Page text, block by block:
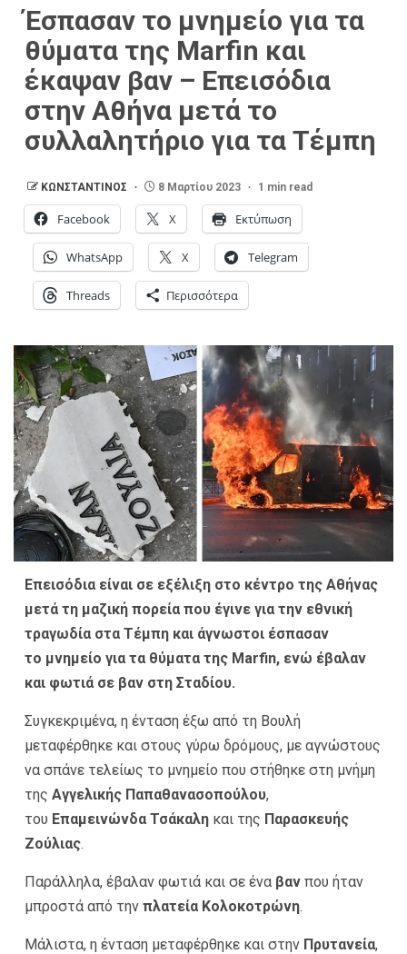
Έσπασαν το μνημείο για τα
θύματα της Marfin και
έκαψαν βαν – Επεισόδια
στην Αθήνα μετά το
συλλαλητήριο για τα Τέμπη
ΚΩΝΣΤΑΝΤΙΝΟΣ 8 Μαρτίου 2023 1 min read
Facebook X Εκτύπωση
WhatsApp X Telegram
Threads Περισσότερα
Επεισόδια είναι σε εξέλιξη στο κέντρο της Αθήνας
μετά τη μαζική πορεία που έγινε για την εθνική
τραγωδία στα Τέμπη και άγνωστοι έσπασαν
το μνημείο για τα θύματα της Marfin, ενώ έβαλαν
και φωτιά σε βαν στη Σταδίου.
Συγκεκριμένα, η ένταση έξω από τη Βουλή
μεταφέρθηκε και στους γύρω δρόμους, με αγνώστους
να σπάνε τελείως το μνημείο που στήθηκε στη μνήμη
της Αγγελικής Παπαθανασοπούλου,
του Επαμεινώνδα Τσάκαλη και της Παρασκευής
Ζούλιας.
Παράλληλα, έβαλαν φωτιά και σε ένα βαν που ήταν
μπροστά από την πλατεία Κολοκοτρώνη.
Μάλιστα, η ένταση μεταφέρθηκε και στην Πρυτανεία,